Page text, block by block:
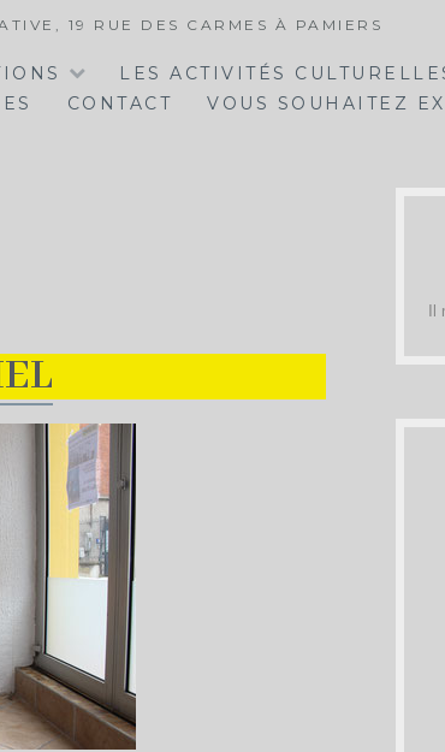
19 RUE DES CARMES À PAMIERS
LES ACTIVITÉS
CONTACT VOUS SOUHAITEZ
Il